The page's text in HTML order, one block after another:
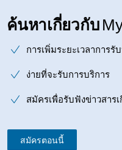
ค้นหาเกี่ยวกับ
การเพิ่มระยะเวลาการ
ง่ายที่จะรับการบริการ
สมัครเพื่อรับฟังข่าวสา
สมัครตอนนี้